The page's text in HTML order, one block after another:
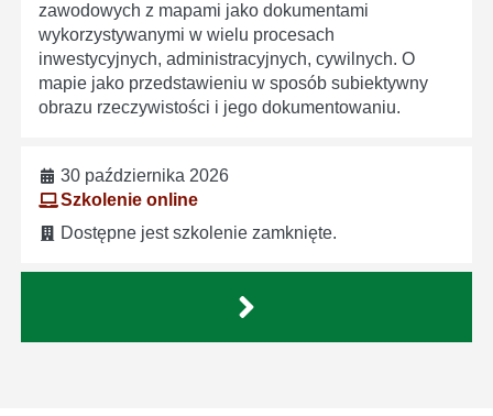
zawodowych z mapami jako dokumentami
wykorzystywanymi w wielu procesach
inwestycyjnych, administracyjnych, cywilnych. O
mapie jako przedstawieniu w sposób subiektywny
obrazu rzeczywistości i jego dokumentowaniu.
30 października 2026
Szkolenie online
Dostępne jest szkolenie zamknięte.